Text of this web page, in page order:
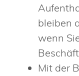
bleiben
wenn
Mit der